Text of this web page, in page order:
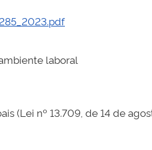
laboral
(Lei nº 13.709, de 14 de